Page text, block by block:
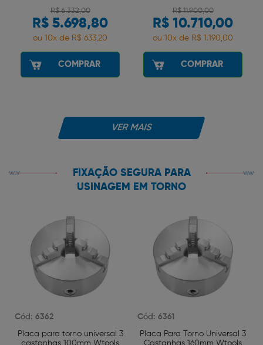
R$ 6.332,00
R$ 5.698,80
ou 10x de R$ 633,20
COMPRAR
R$ 11.900,00
R$ 10.710,00
ou 10x de R$ 1.190,00
COMPRAR
VER MAIS
FIXAÇÃO SEGURA PARA
USINAGEM EM TORNO
Cód: 6362
Placa para torno universal 3
castanhas 100mm Wtools
Cód: 6361
Placa Para Torno Universal 3
Castanhas 160mm Wtools